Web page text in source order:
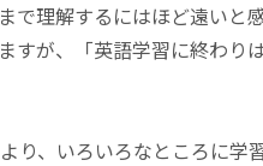
で理解するにはほど遠いと
すが、「英語学習に終わり
り、いろいろなところに学